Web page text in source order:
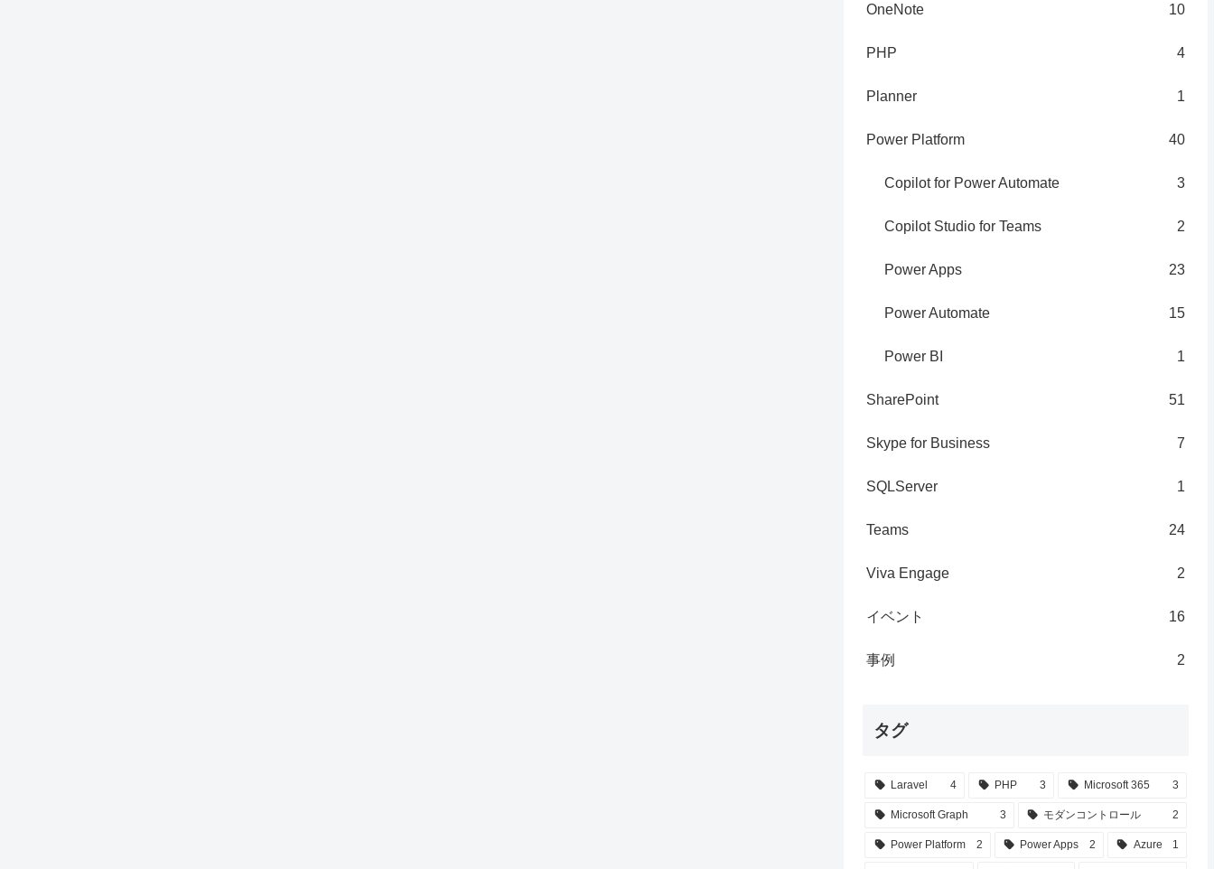
OneNote 10
PHP 4
Planner 1
Power Platform 40
Copilot for Power Automate 3
Copilot Studio for Teams 2
Power Apps 23
Power Automate 15
Power BI 1
SharePoint 51
Skype for Business 7
SQLServer 1
Teams 24
Viva Engage 2
イベント 16
事例 2
タグ
Laravel 4 PHP 3 Microsoft 365 3
Microsoft Graph 3 モダンコントロール 2
Power Platform 2 Power Apps 2 Azure 1